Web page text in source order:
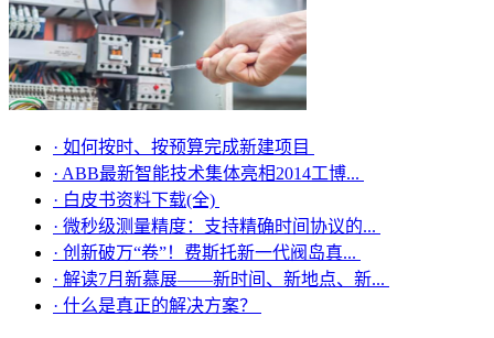
· 如何按时、按预算完成新建项目
· ABB最新智能技术集体亮相2014工博...
· 白皮书资料下载(全)
· 微秒级测量精度：支持精确时间协议的...
· 创新破万“卷”！费斯托新一代阀岛真...
· 解读7月新慕展——新时间、新地点、新...
· 什么是真正的解决方案？